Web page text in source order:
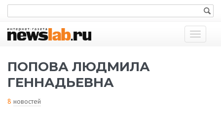
Показать
меню
ПОПОВА ЛЮДМИЛА
ГЕННАДЬЕВНА
8 новостей